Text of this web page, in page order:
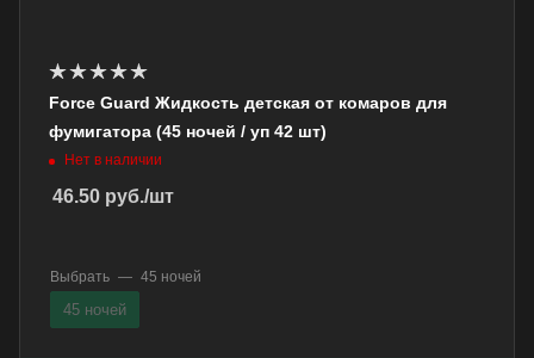
Force Guard Жидкость детская от комаров для
фумигатора (45 ночей / уп 42 шт)
Нет в наличии
46.50 руб./шт
Выбрать — 45 ночей
45 ночей